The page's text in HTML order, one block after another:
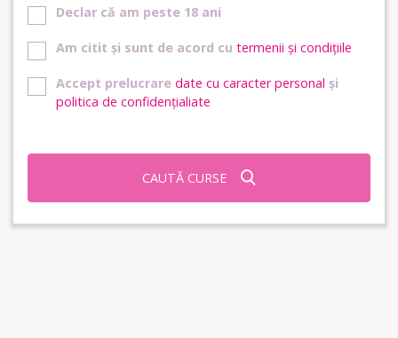
Declar că am peste 18 ani
Am citit și sunt de acord cu termenii și condițiile
Accept prelucrare date cu caracter personal și
politica de confidențialiate
CAUTĂ CURSE